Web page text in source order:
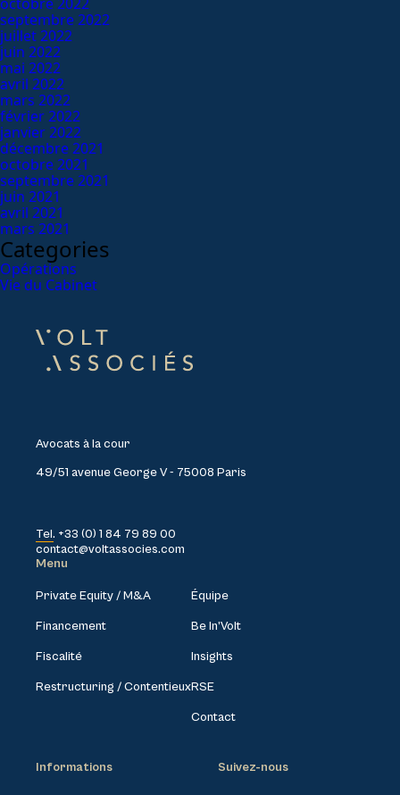
septembre 2022
juillet 2022
juin 2022
mai 2022
avril 2022
mars 2022
février 2022
janvier 2022
décembre 2021
octobre 2021
septembre 2021
juin 2021
avril 2021
mars 2021
Categories
Opérations
Vie du Cabinet
Avocats à la cour
49/51 avenue George V - 75008 Paris
Tel. +33 (0) 1 84 79 89 00
contact@voltassocies.com
Menu
Private Equity / M&A
Financement
Fiscalité
Restructuring / Contentieux
Équipe
Be In’Volt
Insights
RSE
Contact
Informations Suivez-nous